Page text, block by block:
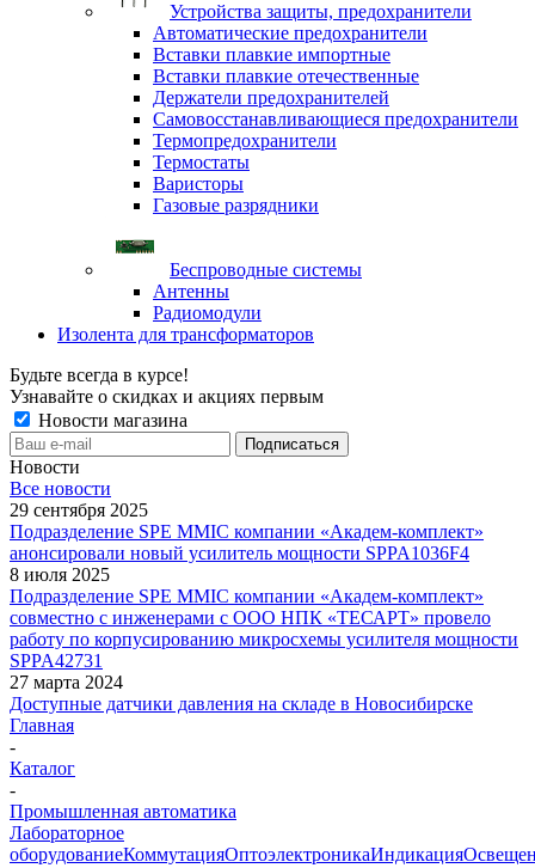
Устройства защиты, предохранители
Автоматические предохранители
Вставки плавкие импортные
Вставки плавкие отечественные
Держатели предохранителей
Самовосстанавливающиеся предохранители
Термопредохранители
Термостаты
Варисторы
Газовые разрядники
Беспроводные системы
Антенны
Радиомодули
Изолента для трансформаторов
Будьте всегда в курсе!
Узнавайте о скидках и акциях первым
Новости магазина
Новости
Все новости
29 сентября 2025
Подразделение SPE MMIC компании «Академ-комплект»
анонсировали новый усилитель мощности SPPA1036F4
8 июля 2025
Подразделение SPE MMIC компании «Академ-комплект»
совместно с инженерами с ООО НПК «ТЕСАРТ» провело
работу по корпусированию микросхемы усилителя мощности
SPPA42731
27 марта 2024
Доступные датчики давления на складе в Новосибирске
Главная
-
Каталог
-
Промышленная автоматика
Лабораторное
оборудованиеКоммутацияОптоэлектроникаИндикация